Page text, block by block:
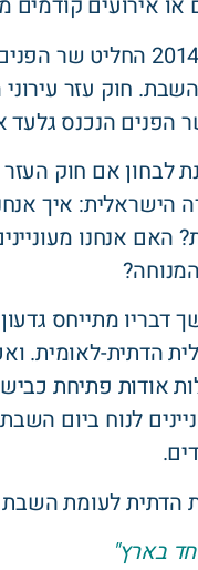
או אירועים
ביוני 2014
חוק עזר
הפנים הנכנס גלעד
לבחון אם חוק
הישראלית: איך
האם אנחנו
דבריו מתייחס
הדתית-לאומית.
אודות פתיחת
לנוח ביום
הדתית לעומת השבת
בארץ"